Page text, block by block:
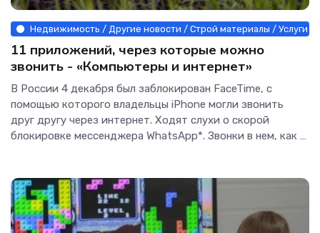
Недвижимость / Другие новости / Строй материалы / Услуги /
11 приложений, через которые можно
звонить - «Компьютеры и интернет»
В России 4 декабря был заблокирован FaceTime, с
помощью которого владельцы iPhone могли звонить
друг другу через интернет. Ходят слухи о скорой
блокировке мессенджера WhatsApp*. Звонки в нем, как и